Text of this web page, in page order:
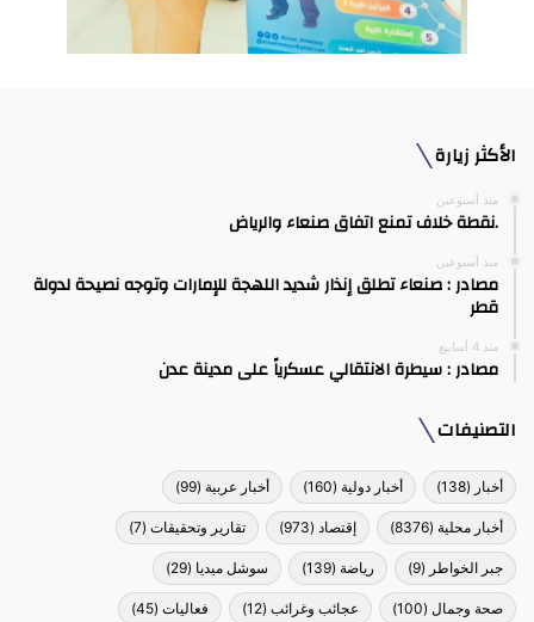
الأكثر زيارة
منذ أسبوعين
.نقطة خلاف تمنع اتفاق صنعاء والرياض
منذ أسبوعين
مصادر : صنعاء تطلق إنذار شديد اللهجة للإمارات وتوجه نصيحة لدولة
قطر
منذ 4 أسابيع
مصادر : سيطرة الانتقالي عسكرياً على مدينة عدن
التصنيفات
أخبار (138) أخبار دولية (160) أخبار عربية (99)
أخبار محلية (8376) إقتصاد (973) تقارير وتحقيقات (7)
جبر الخواطر (9) رياضة (139) سوشل ميديا (29)
صحة وجمال (100) عجائب وغرائب (12) فعاليات (45)